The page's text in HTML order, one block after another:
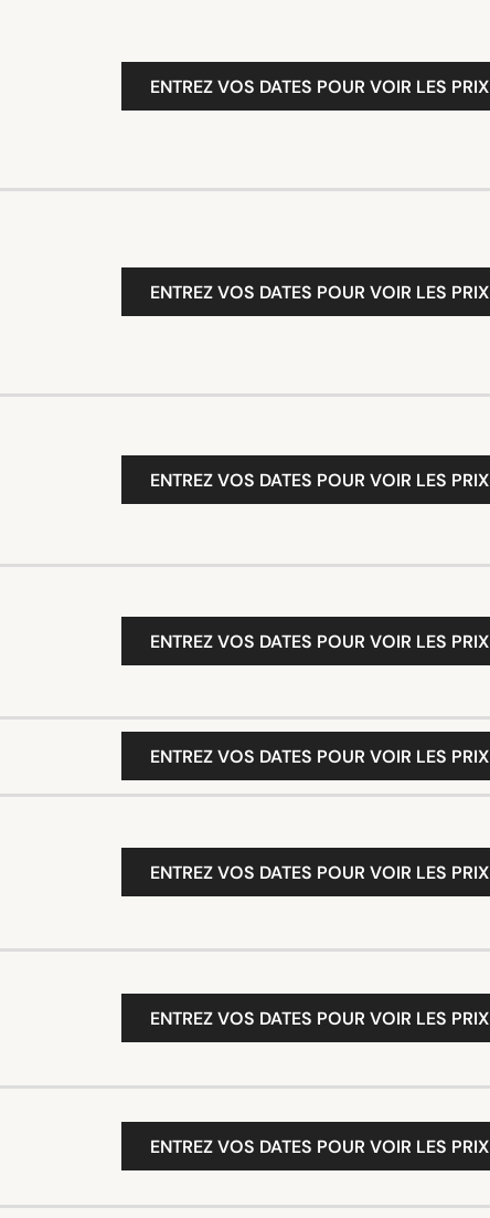
ENTREZ VOS DATES POUR VOIR LES PRIX
ENTREZ VOS DATES POUR VOIR LES PRIX
ENTREZ VOS DATES POUR VOIR LES PRIX
ENTREZ VOS DATES POUR VOIR LES PRIX
ENTREZ VOS DATES POUR VOIR LES PRIX
ENTREZ VOS DATES POUR VOIR LES PRIX
ENTREZ VOS DATES POUR VOIR LES PRIX
ENTREZ VOS DATES POUR VOIR LES PRIX